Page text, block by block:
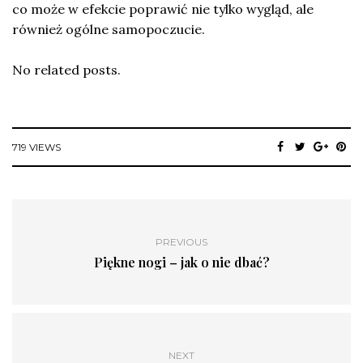
co może w efekcie poprawić nie tylko wygląd, ale
również ogólne samopoczucie.
No related posts.
719 VIEWS
PREVIOUS
Piękne nogi – jak o nie dbać?
NEXT